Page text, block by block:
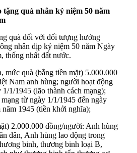
tặng quà nhân kỷ niệm 50 năm
quà đối với đối tượng hưởng
nhân dịp kỷ niệm 50 năm Ngày
thống nhất đất nước.
mức quà (bằng tiền mặt) 5.000.000
Nam anh hùng; người hoạt động
1/1945 (lão thành cách mạng);
từ ngày 1/1/1945 đến ngày
1945 (tiền khởi nghĩa);
2.000.000 đồng/người: Anh hùng
dân, Anh hùng lao động trong
binh, thương binh loại B,